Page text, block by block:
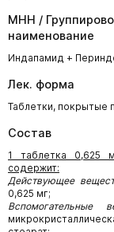
МНН /
наименование
Индапамид +
Лек. форма
Таблетки, покрытые
Состав
1 таблетка 0,625
содержит:
Действующее
0,625 мг;
Вспомогательные